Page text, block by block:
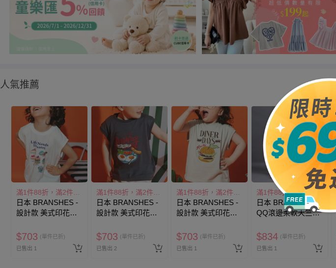
人氣推薦
日本 BRANSHES -
設計款 美式印花法
$703 (單件已折)
已售出 1
日本 BRANSHES -
設計款 美式印花法
灰
$703 (單件已折)
已售出 2
日本 BRANSHES -
設計款 美式印花法
其
$703 (單件已折)
已售出 1
日本 BRANSHES -
QQ滾邊柔軟天竺棉
$834 (單件已折)
已售出 1